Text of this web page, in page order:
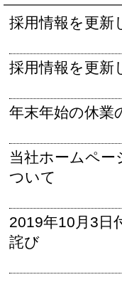
採用情報を更新
採用情報を更新
年末年始の休業
当社ホームペー
ついて
2019年10月3日
詫び